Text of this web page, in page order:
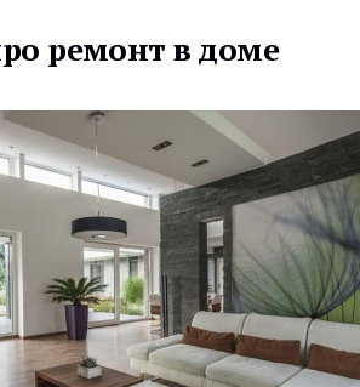
ремонт в доме